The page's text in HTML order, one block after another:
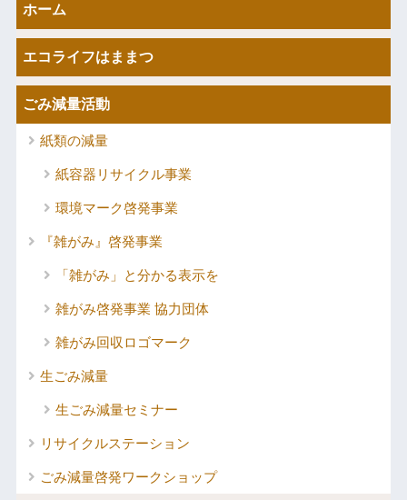
ホーム
エコライフはままつ
ごみ減量活動
紙類の減量
紙容器リサイクル事業
環境マーク啓発事業
『雑がみ』啓発事業
「雑がみ」と分かる表示を
雑がみ啓発事業 協力団体
雑がみ回収ロゴマーク
生ごみ減量
生ごみ減量セミナー
リサイクルステーション
ごみ減量啓発ワークショップ